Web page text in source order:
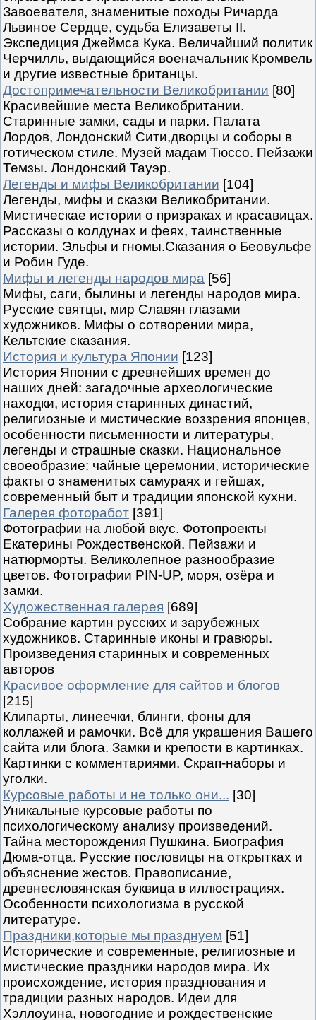
Завоевателя, знаменитые походы Ричарда
Львиное Сердце, судьба Елизаветы II.
Экспедиция Джеймса Кука. Величайший политик
Черчилль, выдающийся военачальник Кромвель
и другие известные британцы.
Достопримечательности Великобритании [80]
Красивейшие места Великобритании.
Старинные замки, сады и парки. Палата
Лордов, Лондонский Сити,дворцы и соборы в
готическом стиле. Музей мадам Тюссо. Пейзажи
Темзы. Лондонский Тауэр.
Легенды и мифы Великобритании [104]
Легенды, мифы и сказки Великобритании.
Мистическае истории о призраках и красавицах.
Рассказы о колдунах и феях, таинственные
истории. Эльфы и гномы.Сказания о Беовульфе
и Робин Гуде.
Мифы и легенды народов мира [56]
Мифы, саги, былины и легенды народов мира.
Русские святцы, мир Славян глазами
художников. Мифы о сотворении мира,
Кельтские сказания.
История и культура Японии [123]
История Японии с древнейших времен до
наших дней: загадочные археологические
находки, история старинных династий,
религиозные и мистические воззрения японцев,
особенности письменности и литературы,
легенды и страшные сказки. Национальное
своеобразие: чайные церемонии, исторические
факты о знаменитых самураях и гейшах,
современный быт и традиции японской кухни.
Галерея фоторабот [391]
Фотографии на любой вкус. Фотопроекты
Екатерины Рождественской. Пейзажи и
натюрморты. Великолепное разнообразие
цветов. Фотографии PIN-UP, моря, озёра и
замки.
Художественная галерея [689]
Собрание картин русских и зарубежных
художников. Старинные иконы и гравюры.
Произведения старинных и современных
авторов
Красивое оформление для сайтов и блогов
[215]
Клипарты, линеечки, блинги, фоны для
коллажей и рамочки. Всё для украшения Вашего
сайта или блога. Замки и крепости в картинках.
Картинки с комментариями. Скрап-наборы и
уголки.
Курсовые работы и не только они... [30]
Уникальные курсовые работы по
психологическому анализу произведений.
Тайна месторождения Пушкина. Биография
Дюма-отца. Русские пословицы на открытках и
объяснение жестов. Правописание,
древнесловянская буквица в иллюстрациях.
Особенности психологизма в русской
литературе.
Праздники,которые мы празднуем [51]
Исторические и современные, религиозные и
мистические праздники народов мира. Их
происхождение, история празднования и
традиции разных народов. Идеи для
Хэллоуина, новогодние и рождественские